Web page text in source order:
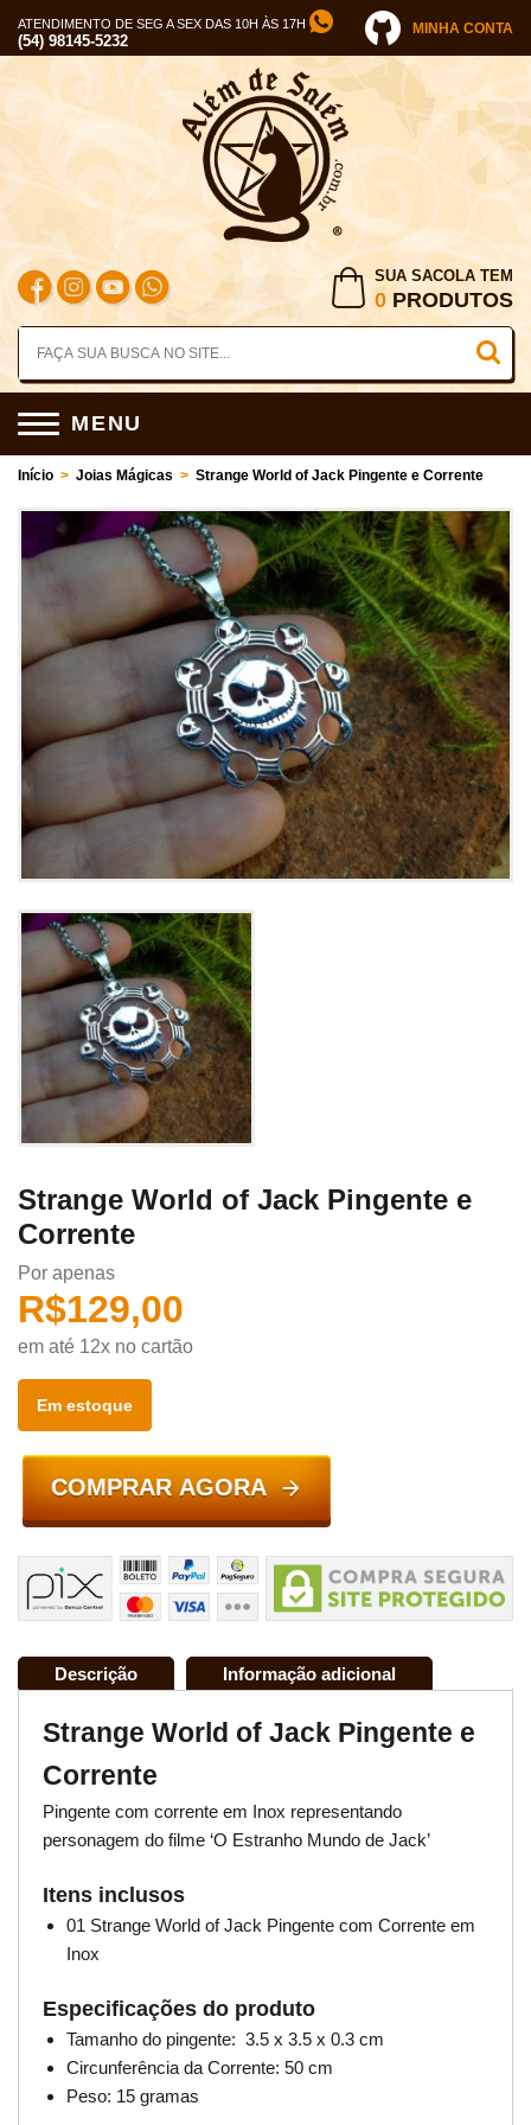
ATENDIMENTO DE SEG A SEX DAS 10H ÀS 17H
(54) 98145-5232
MINHA CONTA
SUA SACOLA TEM
0 PRODUTOS
MENU
Início > Joias Mágicas > Strange World of Jack Pingente e Corrente
Strange World of Jack Pingente e
Corrente
Por apenas
R$129,00
em até 12x no cartão
Em estoque
COMPRAR AGORA
Descrição Informação adicional
Strange World of Jack Pingente e
Corrente
Pingente com corrente em Inox representando
personagem do filme ‘O Estranho Mundo de Jack’
Itens inclusos
01 Strange World of Jack Pingente com Corrente em
Inox
Especificações do produto
Tamanho do pingente: 3.5 x 3.5 x 0.3 cm
Circunferência da Corrente: 50 cm
Peso: 15 gramas